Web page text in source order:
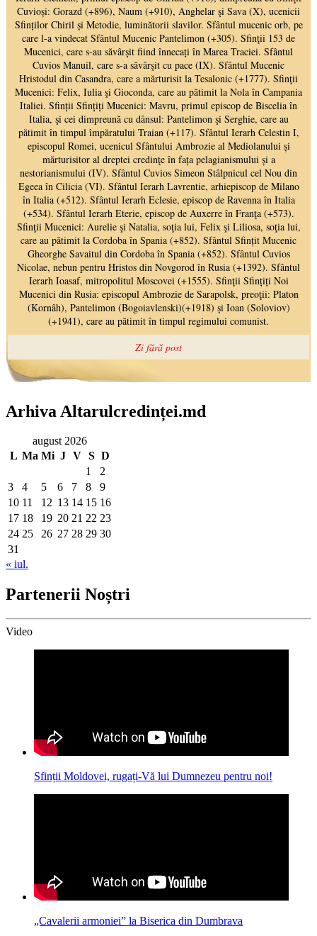
Arhiva Altarulcredinței.md
august 2026
L Ma Mi J V S D
1
2
3
4 5 6 7 8
9
10 11 12 13 14 15 16
17 18 19 20 21 22 23
24 25 26 27 28 29 30
31
« iul.
Partenerii Noștri
Video
Sfinții Moldovei, rugați-Vă lui Dumnezeu pentru noi!
„Cavalerii armoniei” la Biserica din Dumbrava